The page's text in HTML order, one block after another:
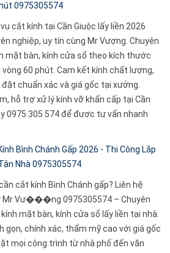
0975305574
vụ cắt kính tại Cần Giuộc lấy liền 2026
nghiệp, uy tín cùng Mr Vượng. Chuyên
mặt bàn, kính cửa sổ theo kích thước
60 phút. Cam kết kính chất lượng,
chuẩn xác và giá gốc tại xưởng.
hỗ trợ xử lý kính vỡ khẩn cấp tại Cần
0975 305 574 để được tư vấn nhanh
Bình Chánh Gấp 2026 - Thi Công Lắp
Nhà 0975305574
cắt kính Bình Chánh gấp? Liên hệ
Mr Vư���ng 0975305574 – Chuyên
mặt bàn, kính cửa sổ lấy liền tại nhà.
gọn, chính xác, thẩm mỹ cao với giá gốc
mọi công trình từ nhà phố đến văn